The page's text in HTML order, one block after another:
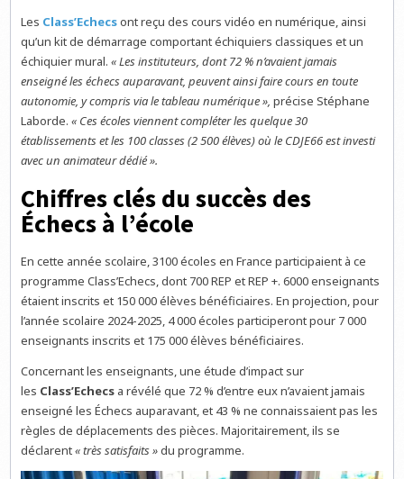
Les Class’Echecsont reçu des cours vidéo en numérique, ainsi
qu’un kit de démarrage comportant échiquiers classiques et un
échiquier mural. « Les instituteurs, dont 72 % n’avaient jamais
enseigné les échecs auparavant, peuvent ainsi faire cours en toute
autonomie, y compris via le tableau numérique », précise Stéphane
Laborde.« Ces écoles viennent compléter les quelque 30
établissements et les 100 classes (2 500 élèves) où le CDJE66 est investi
avec un animateur dédié ».
Chiffres clés du succès des
Échecs à l’école
En cette année scolaire, 3100 écoles en France participaient à ce
programme Class’Echecs, dont 700 REP et REP +. 6000 enseignants
étaient inscrits et 150 000 élèves bénéficiaires. En projection, pour
l’année scolaire 2024-2025, 4 000 écoles participeront pour 7 000
enseignants inscrits et 175 000 élèves bénéficiaires.
Concernant les enseignants, une étude d’impact sur
les Class’Echecs a révélé que 72 % d’entre eux n’avaient jamais
enseigné les Échecs auparavant, et 43 % ne connaissaient pas les
règles de déplacements des pièces. Majoritairement, ils se
déclarent« très satisfaits »du programme.